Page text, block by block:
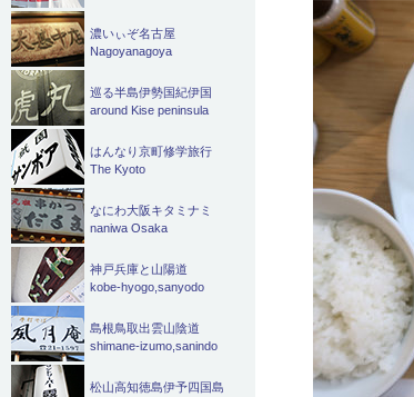
濃いぃぞ名古屋
Nagoyanagoya
巡る半島伊勢国紀伊国
around Kise peninsula
はんなり京町修学旅行
The Kyoto
なにわ大阪キタミナミ
naniwa Osaka
神戸兵庫と山陽道
kobe-hyogo,sanyodo
島根鳥取出雲山陰道
shimane-izumo,sanindo
松山高知徳島伊予四国島